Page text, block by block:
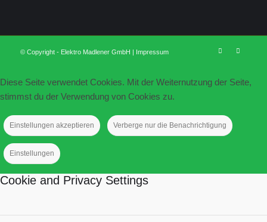
© Copyright - Elektro Madlener GmbH | Impressum
Diese Seite verwendet Cookies. Mit der Weiternutzung der Seite,
stimmst du der Verwendung von Cookies zu.
Einstellungen akzeptieren Verberge nur die Benachrichtigung
Einstellungen
Cookie and Privacy Settings